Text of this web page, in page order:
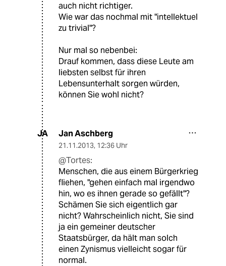
auch nicht richtiger.
Wie war das nochmal mit "intellektuel
zu trivial"?
Nur mal so nebenbei:
Drauf kommen, dass diese Leute am
liebsten selbst für ihren
Lebensunterhalt sorgen würden,
können Sie wohl nicht?
JA Jan Aschberg
21.11.2013, 12:36 Uhr
@Tortes:
Menschen, die aus einem Bürgerkrieg
fliehen, "gehen einfach mal irgendwo
hin, wo es ihnen gerade so gefällt"?
Schämen Sie sich eigentlich gar
nicht? Wahrscheinlich nicht, Sie sind
ja ein gemeiner deutscher
Staatsbürger, da hält man solch
einen Zynismus vielleicht sogar für
normal.